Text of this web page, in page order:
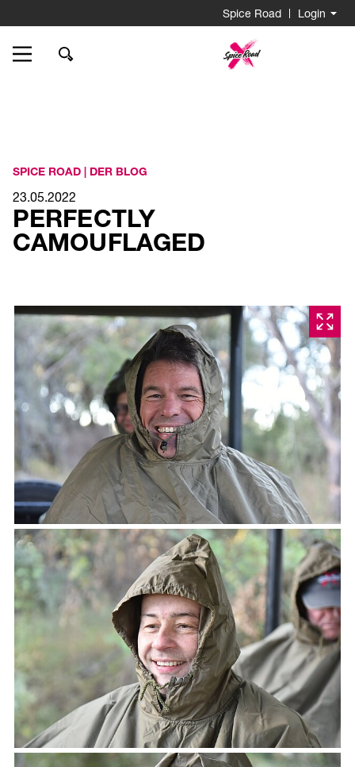
suchen
Sie?
Spice Road Login
Go
to
SPICE ROAD | DER BLOG
23.05.2022
PERFECTLY
CAMOUFLAGED